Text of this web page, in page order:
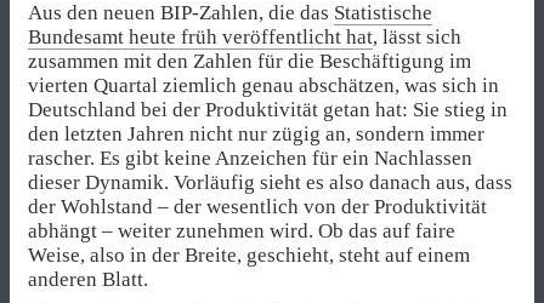
Aus den neuen BIP-Zahlen, die das Statistische
Bundesamt heute früh veröffentlicht hat, lässt sich
zusammen mit den Zahlen für die Beschäftigung im
vierten Quartal ziemlich genau abschätzen, was sich in
Deutschland bei der Produktivität getan hat: Sie stieg in
den letzten Jahren nicht nur zügig an, sondern immer
rascher. Es gibt keine Anzeichen für ein Nachlassen
dieser Dynamik. Vorläufig sieht es also danach aus, dass
der Wohlstand – der wesentlich von der Produktivität
abhängt – weiter zunehmen wird. Ob das auf faire
Weise, also in der Breite, geschieht, steht auf einem
anderen Blatt.